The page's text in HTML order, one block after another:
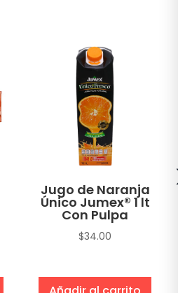
Jugo de Naranja
Único Jumex® 1 lt
Con Pulpa
$34.00